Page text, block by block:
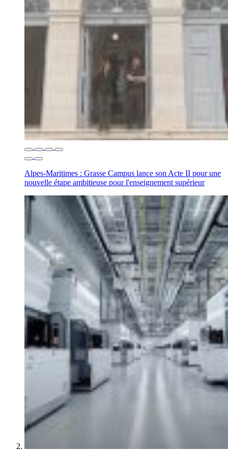
Alpes-Maritimes : Grasse Campus lance son Acte II pour une
nouvelle étape ambitieuse pour l'enseignement supérieur